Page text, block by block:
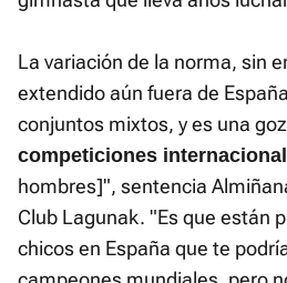
La variación de la norma, sin
extendido aún fuera de
conjuntos mixtos, y es una
competiciones
hombres]", sentencia
Club Lagunak. "Es que están
chicos en España que te